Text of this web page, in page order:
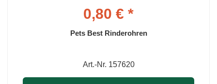
0,80 € *
Pets Best Rinderohren
Art.-Nr. 157620